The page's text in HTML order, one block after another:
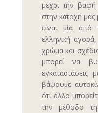
μέχρι την βαφή
στην κατοχή
είναι μία από
ελληνική
χρώμα και
μπορεί να
βάψουμε
ότι άλλο
την μέθοδο